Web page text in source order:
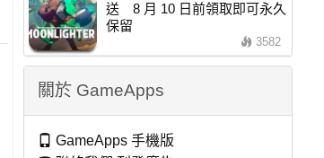
送 8 月 10 日前領取即可永久
保留
3582
關於 GameApps
GameApps 手機版